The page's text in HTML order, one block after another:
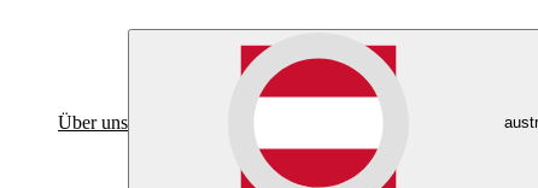
Über uns